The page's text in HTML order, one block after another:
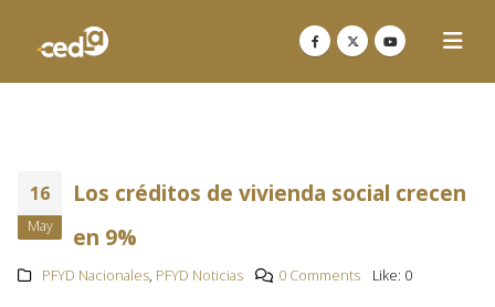
16
May
Los créditos de vivienda social crecen
en 9%
PFYD Nacionales, PFYD Noticias 0 Comments Like: 0